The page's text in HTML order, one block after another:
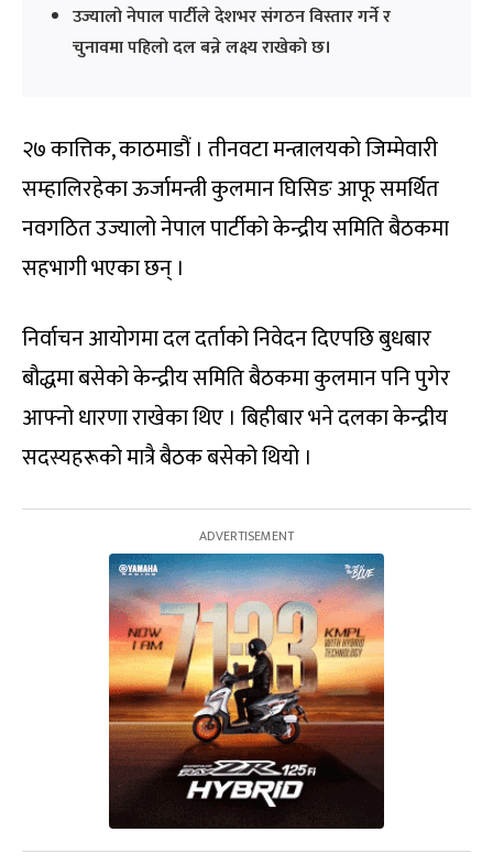
उज्यालो नेपाल पार्टीले देशभर संगठन विस्तार गर्ने र
चुनावमा पहिलो दल बन्ने लक्ष्य राखेको छ।
२७ कात्तिक, काठमाडौं । तीनवटा मन्त्रालयको जिम्मेवारी
सम्हालिरहेका ऊर्जामन्त्री कुलमान घिसिङ आफू समर्थित
नवगठित उज्यालो नेपाल पार्टीको केन्द्रीय समिति बैठकमा
सहभागी भएका छन् ।
निर्वाचन आयोगमा दल दर्ताको निवेदन दिएपछि बुधबार
बौद्धमा बसेको केन्द्रीय समिति बैठकमा कुलमान पनि पुगेर
आफ्नो धारणा राखेका थिए । बिहीबार भने दलका केन्द्रीय
सदस्यहरूको मात्रै बैठक बसेको थियो ।